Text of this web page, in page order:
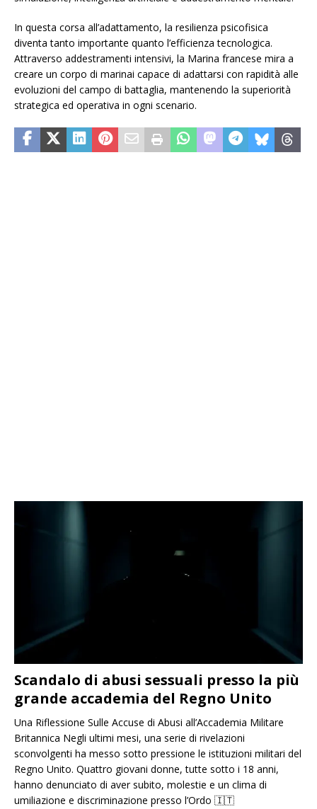
In questa corsa all’adattamento, la resilienza psicofisica
diventa tanto importante quanto l’efficienza tecnologica.
Attraverso addestramenti intensivi, la Marina francese mira a
creare un corpo di marinai capace di adattarsi con rapidità alle
evoluzioni del campo di battaglia, mantenendo la superiorità
strategica ed operativa in ogni scenario.
Scandalo di abusi sessuali presso la più
grande accademia del Regno Unito
Una Riflessione Sulle Accuse di Abusi all’Accademia Militare
Britannica Negli ultimi mesi, una serie di rivelazioni
sconvolgenti ha messo sotto pressione le istituzioni militari del
Regno Unito. Quattro giovani donne, tutte sotto i 18 anni,
hanno denunciato di aver subito, molestie e un clima di
umiliazione e discriminazione presso l’Ordo 🇮🇹